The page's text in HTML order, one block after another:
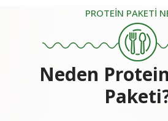
PROTEİN PAKETİ
Neden